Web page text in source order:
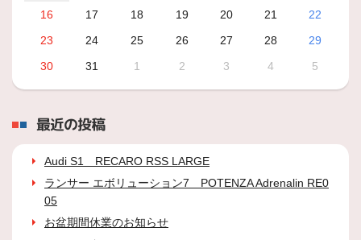
16
17 18 19 20 21
22
23
24 25 26 27 28
29
30
31 1 2 3 4 5
最近の投稿
Audi S1 RECARO RSS LARGE
ランサー エボリューション7 POTENZA Adrenalin RE0
05
お盆期間休業のお知らせ